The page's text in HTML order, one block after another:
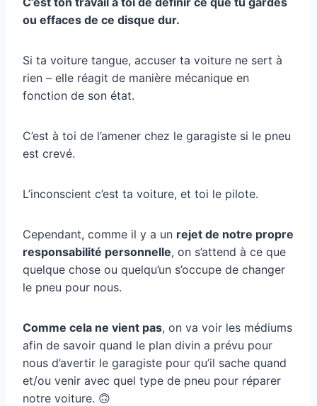
ou effaces de ce disque dur.
Si ta voiture tangue, accuser ta voiture ne sert à
rien – elle réagit de manière mécanique en
fonction de son état.
C’est à toi de l’amener chez le garagiste si le pneu
est crevé.
L’inconscient c’est ta voiture, et toi le pilote.
Cependant, comme il y a un rejet de notre propre
responsabilité personnelle, on s’attend à ce que
quelque chose ou quelqu’un s’occupe de changer
le pneu pour nous.
Comme cela ne vient pas, on va voir les médiums
afin de savoir quand le plan divin a prévu pour
nous d’avertir le garagiste pour qu’il sache quand
et/ou venir avec quel type de pneu pour réparer
notre voiture. 🙃